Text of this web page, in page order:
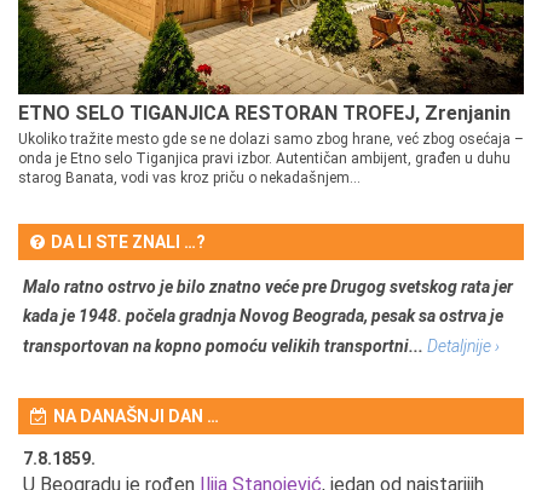
ETNO SELO TIGANJICA RESTORAN TROFEJ, Zrenjanin
Ukoliko tražite mesto gde se ne dolazi samo zbog hrane, već zbog osećaja –
onda je Etno selo Tiganjica pravi izbor. Autentičan ambijent, građen u duhu
starog Banata, vodi vas kroz priču o nekadašnjem...
DA LI STE ZNALI …?
Malo ratno ostrvo je bilo znatno veće pre Drugog svetskog rata jer
kada je 1948. počela gradnja Novog Beograda, pesak sa ostrva je
transportovan na kopno pomoću velikih transportni... Detaljnije ›
NA DANAŠNJI DAN …
7.8.1859.
U Beogradu je rođen Ilija Stanojević, jedan od najstarijih